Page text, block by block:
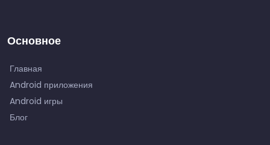
Основное
Главная
Android приложения
Android игры
Блог